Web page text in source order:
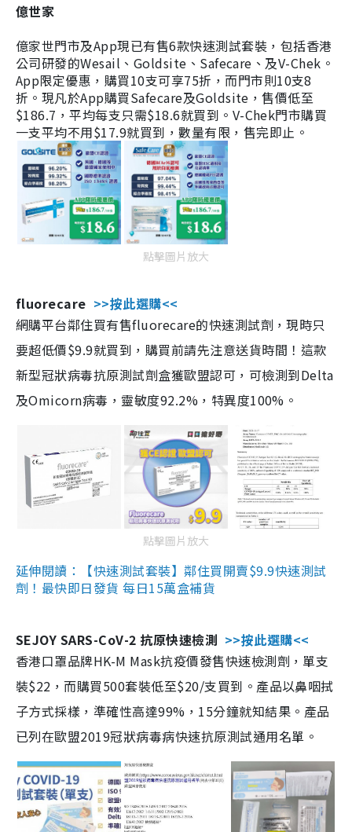
億世家
億家世門市及App現已有售6款快速測試套裝，包括香港
公司研發的Wesail、Goldsite、Safecare、及V-Chek。
App限定優惠，購買10支可享75折，而門市則10支8
折。現凡於App購買Safecare及Goldsite，售價低至
$186.7，平均每支只需$18.6就買到。V-Chek門市購買
一支平均不用$17.9就買到，數量有限，售完即止。
點擊圖片放大
fluorecare >>按此選購<<
網購平台鄰住買有售fluorecare的快速測試劑，現時只
要超低價$9.9就買到，購買前請先注意送貨時間！這款
新型冠狀病毒抗原測試劑盒獲歐盟認可，可檢測到Delta
及Omicorn病毒，靈敏度92.2%，特異度100%。
點擊圖片放大
延伸閱讀：【快速測試套裝】鄰住買開賣$9.9快速測試
劑！最快即日發貨 每日15萬盒補貨
SEJOY SARS-CoV-2 抗原快速檢測 >>按此選購<<
香港口罩品牌HK-M Mask抗疫價發售快速檢測劑，單支
裝$22，而購買500套裝低至$20/支買到。產品以鼻咽拭
子方式採樣，準確性高達99%，15分鐘就知結果。產品
已列在歐盟2019冠狀病毒病快速抗原測試通用名單。